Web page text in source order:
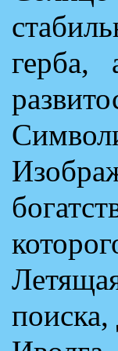
герба,